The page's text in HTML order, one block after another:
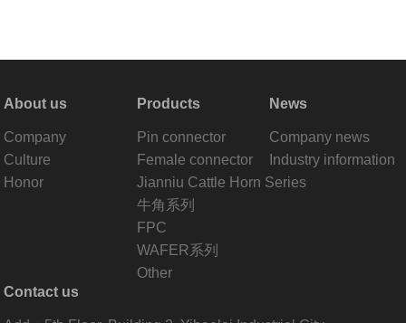
About us
Company
Culture
Honor
Products
Pin connector
Female connector
Jianniu Cattle Horn Series
牛角系列
FPC
WAFER系列
Other
News
Company news
Industry information
Contact us